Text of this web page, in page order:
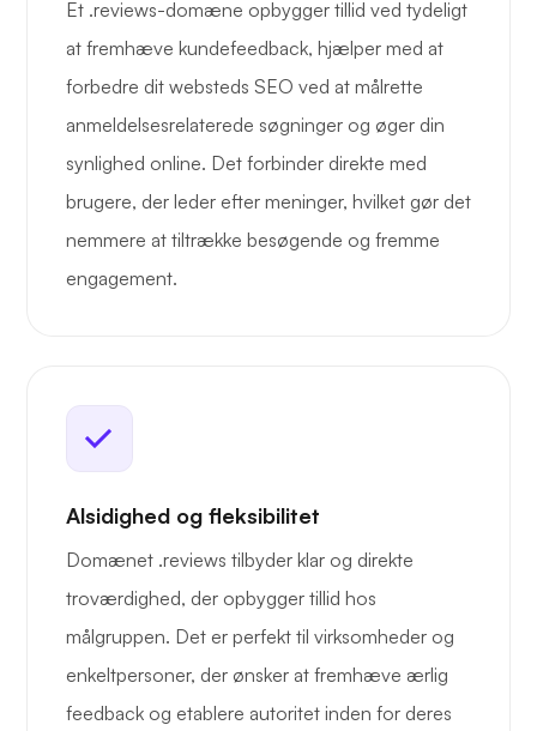
Et .reviews-domæne opbygger tillid ved tydeligt
at fremhæve kundefeedback, hjælper med at
forbedre dit websteds SEO ved at målrette
anmeldelsesrelaterede søgninger og øger din
synlighed online. Det forbinder direkte med
brugere, der leder efter meninger, hvilket gør det
nemmere at tiltrække besøgende og fremme
engagement.
Alsidighed og fleksibilitet
Domænet .reviews tilbyder klar og direkte
troværdighed, der opbygger tillid hos
målgruppen. Det er perfekt til virksomheder og
enkeltpersoner, der ønsker at fremhæve ærlig
feedback og etablere autoritet inden for deres